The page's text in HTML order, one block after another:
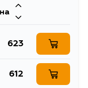
фильтры
Двигатель
6ARFSE, 2ARFXE,
2AZFXE, 2URFSE
2ARFXE, 6ARFSE,
4ARFXE, 2ARFE,
623
612